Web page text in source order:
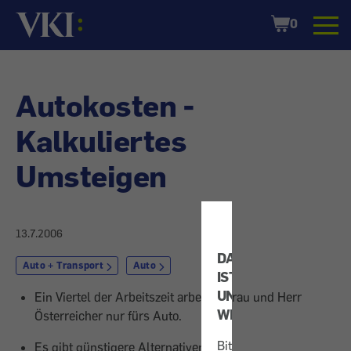
DATENSCHUTZ
IST
UNS
WICHTIG!
Bitte
Startseite
Shopping
Cart
0
Autokosten -
Kalkuliertes
Umsteigen
13.7.2006
Auto + Transport Auto
Ein Viertel der Arbeitszeit arbeiten Frau und Herr
Österreicher nur fürs Auto.
Es gibt günstigere Alternativen.